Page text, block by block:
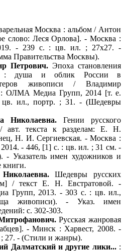
Москва : альбом / Антон
слово: Леся Орлова]. - Москва :
- 239 с. : цв. ил. ; 27х27. -
Правительства Москвы).
Петрович. Эпоха становления
: душа и облик России в
живописи / Владимир
: ОЛМА Медиа Групп, 2014 [т. е.
ил., портр. ; 31. - (Шедевры
Николаевна. Гении русского
авт. текста к разделам: Е. Н.
Н. И. Сергиевская. - Москва :
- 446, [1] с. : цв. ил. ; 31 см. -
Указатель имен художников и
книги.
Шедевры русских
/ текст Е. Н. Евстратовой. -
Групп, 2013. - 303 с. : цв. ил.,
живописи). - Указ. имен
с. 302-303.
Русская жанровая
- Минск : Харвест, 2008. -
; 27. - (Стили и жанры).
Далматский и другие лики... :